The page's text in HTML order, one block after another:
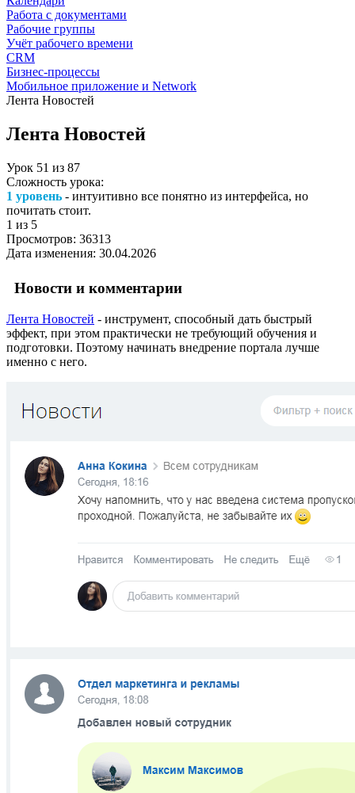
Работа с документами
Рабочие группы
Учёт рабочего времени
CRM
Бизнес-процессы
Мобильное приложение и Network
Лента Новостей
Лента Новостей
Урок 51 из 87
Сложность урока:
1 уровень - интуитивно все понятно из интерфейса, но
почитать стоит.
1 из 5
Просмотров: 36313
Дата изменения: 30.04.2026
Новости и комментарии
Лента Новостей - инструмент, способный дать быстрый
эффект, при этом практически не требующий обучения и
подготовки. Поэтому начинать внедрение портала лучше
именно с него.